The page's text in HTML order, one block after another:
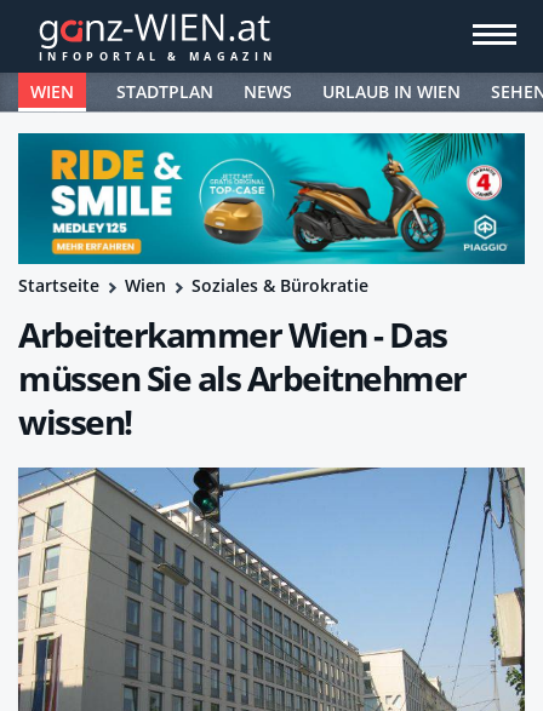
WIEN STADTPLAN NEWS URLAUB IN WIEN
Startseite Wien Soziales & Bürokratie
Arbeiterkammer Wien - Das
müssen Sie als Arbeitnehmer
wissen!